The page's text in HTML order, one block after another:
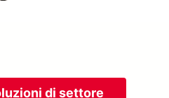
di settore